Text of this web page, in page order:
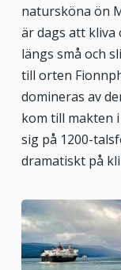
natursköna ön
är dags att
längs små och
till orten
domineras av
kom till makten
sig på 1200-
dramatiskt på